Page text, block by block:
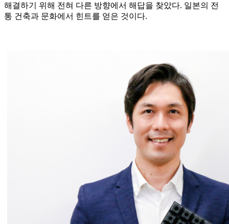
해결하기 위해 전혀 다른 방향에서 해답을 찾았다. 일본의 전
통 건축과 문화에서 힌트를 얻은 것이다.